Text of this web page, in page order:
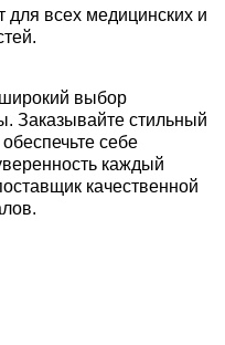
для всех медицинских и
выбор
Заказывайте стильный
себе
каждый
качественной